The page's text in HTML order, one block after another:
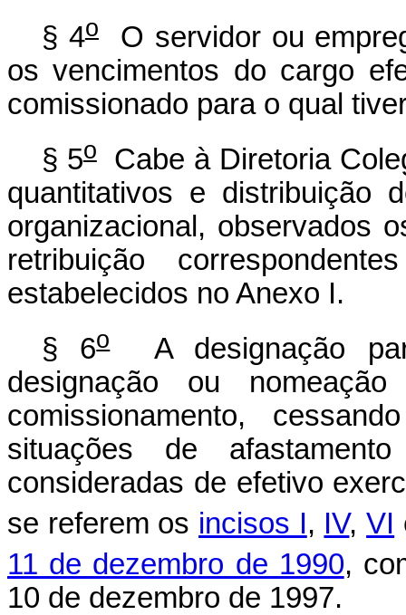
§ 4oO servidor ou
os vencimentos do cargo
comissionado para o qual
§ 5oCabe à Diretoria
quantitativos e distribuição
organizacional, observados
retribuição
estabelecidos no Anexo I.
§ 6oA designação
designação ou
comissionamento,
situações de
consideradas de efetivo
se referem os incisos I, IV,VI
11 de dezembro de 1990,
10 de dezembro de 1997.